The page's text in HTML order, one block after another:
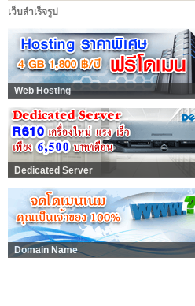
เว็บสำเร็จรูป
Web Hosting
Dedicated Server
Domain Name